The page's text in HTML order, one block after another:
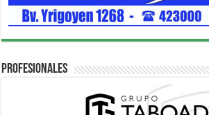
Profesionales